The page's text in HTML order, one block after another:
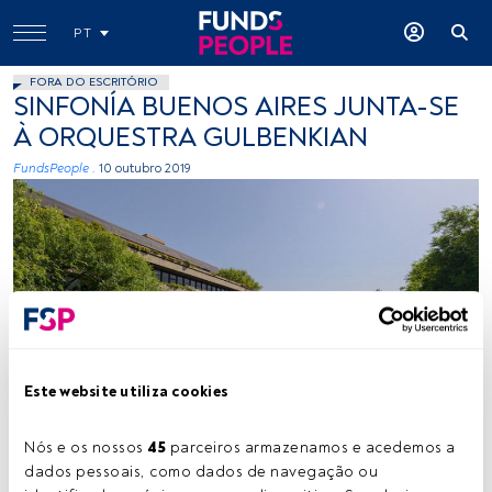
Este website utiliza cookies
Nós e os nossos 45 parceiros armazenamos e acedemos a
dados pessoais, como dados de navegação ou
PT
FORA DO ESCRITÓRIO
SINFONÍA BUENOS AIRES JUNTA-SE
À ORQUESTRA GULBENKIAN
FundsPeople . 10 outubro 2019
Tempo de leitura: 1 min.